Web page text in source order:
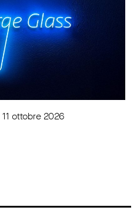
ottobre 2026